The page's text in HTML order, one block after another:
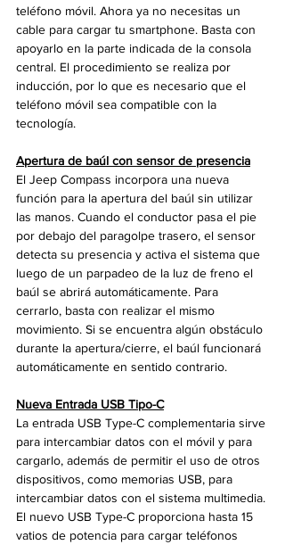
teléfono móvil. Ahora ya no necesitas un
cable para cargar tu smartphone. Basta con
apoyarlo en la parte indicada de la consola
central. El procedimiento se realiza por
inducción, por lo que es necesario que el
teléfono móvil sea compatible con la
tecnología.
Apertura de baúl con sensor de presencia
El Jeep Compass incorpora una nueva
función para la apertura del baúl sin utilizar
las manos. Cuando el conductor pasa el pie
por debajo del paragolpe trasero, el sensor
detecta su presencia y activa el sistema que
luego de un parpadeo de la luz de freno el
baúl se abrirá automáticamente. Para
cerrarlo, basta con realizar el mismo
movimiento. Si se encuentra algún obstáculo
durante la apertura/cierre, el baúl funcionará
automáticamente en sentido contrario.
Nueva Entrada USB Tipo-C
La entrada USB Type-C complementaria sirve
para intercambiar datos con el móvil y para
cargarlo, además de permitir el uso de otros
dispositivos, como memorias USB, para
intercambiar datos con el sistema multimedia.
El nuevo USB Type-C proporciona hasta 15
vatios de potencia para cargar teléfonos